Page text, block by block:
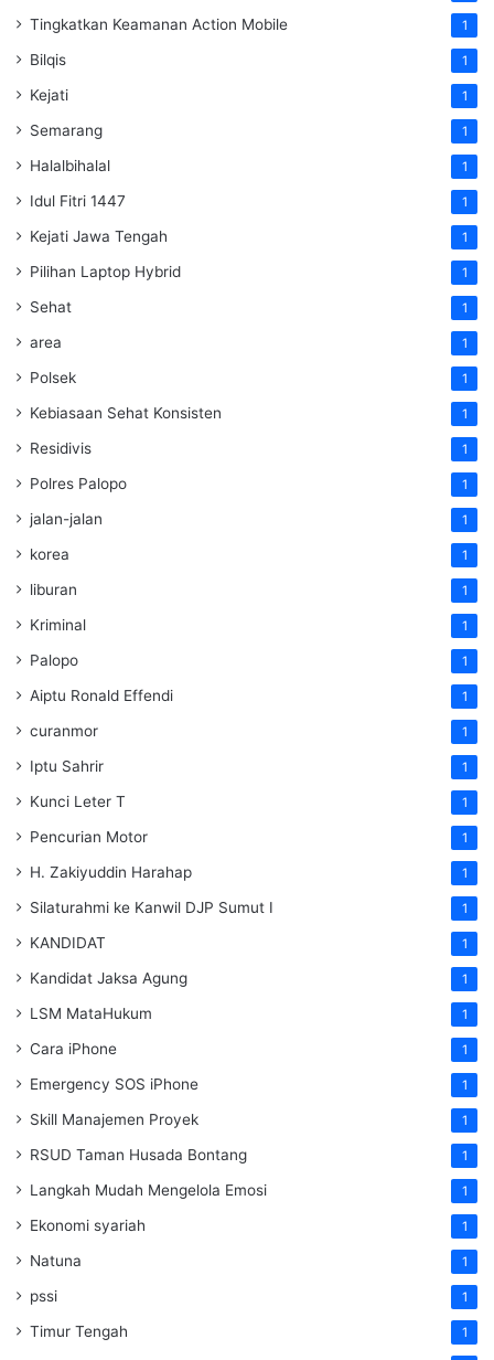
Tingkatkan Keamanan Action Mobile 1
Bilqis 1
Kejati 1
Semarang 1
Halalbihalal 1
Idul Fitri 1447 1
Kejati Jawa Tengah 1
Pilihan Laptop Hybrid 1
Sehat 1
area 1
Polsek 1
Kebiasaan Sehat Konsisten 1
Residivis 1
Polres Palopo 1
jalan-jalan 1
korea 1
liburan 1
Kriminal 1
Palopo 1
Aiptu Ronald Effendi 1
curanmor 1
Iptu Sahrir 1
Kunci Leter T 1
Pencurian Motor 1
H. Zakiyuddin Harahap 1
Silaturahmi ke Kanwil DJP Sumut I 1
KANDIDAT 1
Kandidat Jaksa Agung 1
LSM MataHukum 1
Cara iPhone 1
Emergency SOS iPhone 1
Skill Manajemen Proyek 1
RSUD Taman Husada Bontang 1
Langkah Mudah Mengelola Emosi 1
Ekonomi syariah 1
Natuna 1
pssi 1
Timur Tengah 1